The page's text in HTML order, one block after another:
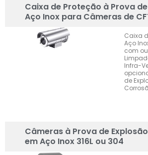
Caixa de Proteção à Prova
Aço Inox para Câmeras de
Caixa
Aço
com
Infra-
de
Câmeras à Prova de
em Aço Inox 316L ou 304